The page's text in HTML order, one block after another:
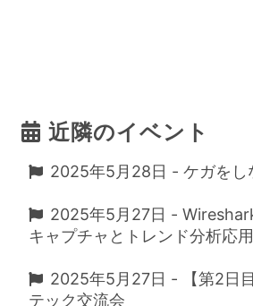
近隣のイベント
2025年5月28日 - ケガをし
2025年5月27日 -
キャプチャとトレンド分析応用
2025年5月27日 - 【第2日
テック交流会